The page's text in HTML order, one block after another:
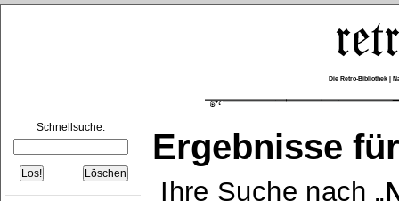
Die Retro-Bibliothek |
Schnellsuche: Ergebnisse
Ihre Suche nach